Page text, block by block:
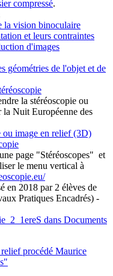
compressé.
la vision binoculaire
et leurs contraintes
d'images
géométries de l'objet et de
la stéréoscopie ou
Nuit Européenne des
ou image en relief (3D)
page "Stéréoscopes" et
le menu vertical à
en 2018 par 2 élèves de
Pratiques Encadrés) -
dans Documents
procédé Maurice